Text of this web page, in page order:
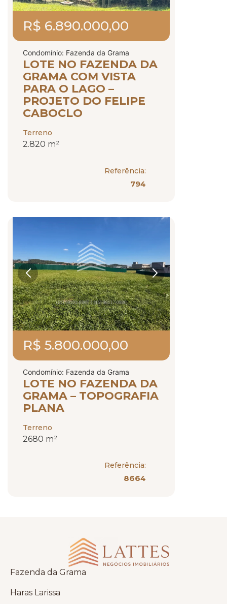
R$ 6.890.000,00
Condomínio: Fazenda da Grama
LOTE NO FAZENDA DA
GRAMA COM VISTA
PARA O LAGO –
PROJETO DO FELIPE
CABOCLO
Terreno
2.820 m²
Referência:
794
R$ 5.800.000,00
Condomínio: Fazenda da Grama
LOTE NO FAZENDA DA
GRAMA – TOPOGRAFIA
PLANA
Terreno
2680 m²
Referência:
8664
Fazenda da Grama
Haras Larissa